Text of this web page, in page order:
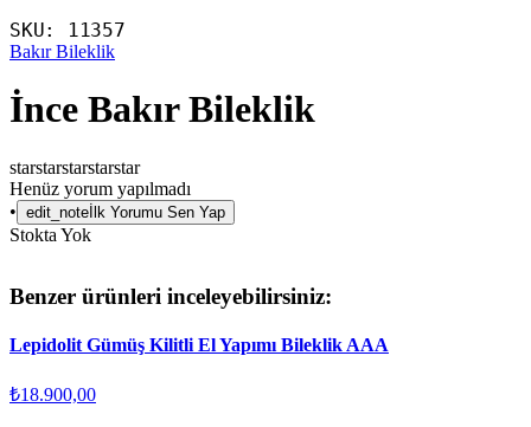
SKU: 11357
Bakır Bileklik
İnce Bakır Bileklik
starstarstarstarstar
Henüz yorum yapılmadı
• edit_note İlk Yorumu Sen Yap
Stokta Yok
Benzer ürünleri inceleyebilirsiniz:
Lepidolit Gümüş Kilitli El Yapımı Bileklik AAA
₺18.900,00